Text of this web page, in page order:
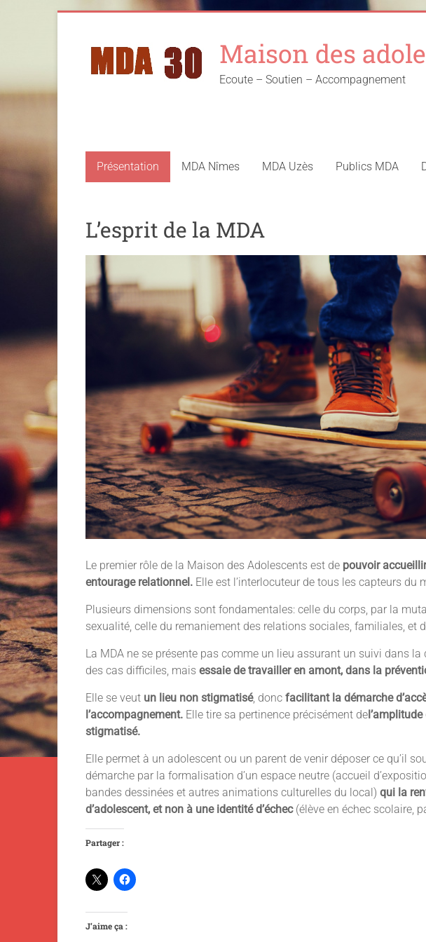
content
Maison des
Ecoute – Soutien – Accompagnement
Présentation MDA Nîmes MDA Uzès Publics MDA
L’esprit de la MDA
Le premier rôle de la Maison des Adolescents est de pouvoir
entourage relationnel. Elle est l’interlocuteur de tous les capteurs du
Plusieurs dimensions sont fondamentales: celle du corps, par la
sexualité, celle du remaniement des relations sociales, familiales, et
La MDA ne se présente pas comme un lieu assurant un suivi dans la
des cas difficiles, mais essaie de travailler en amont, dans la
Elle se veut un lieu non stigmatisé, donc facilitant la démarche
l’accompagnement. Elle tire sa pertinence précisément de
stigmatisé.
Elle permet à un adolescent ou un parent de venir déposer ce qu’il
démarche par la formalisation d’un espace neutre (accueil
bandes dessinées et autres animations culturelles du local) qui la
d’adolescent, et non à une identité d’échec(élève en échec scolaire,
Partager :
J’aime ça :